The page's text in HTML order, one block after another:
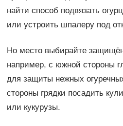
найти способ подвязать
или устроить шпалеру под
Но место выбирайте
например, с южной стороны
для защиты нежных
стороны грядки посадить
или кукурузы.